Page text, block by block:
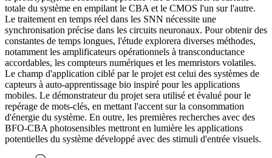
totale du système en empilant le CBA et le CMOS l'un sur l'autre.
Le traitement en temps réel dans les SNN nécessite une
synchronisation précise dans les circuits neuronaux. Pour obtenir des
constantes de temps longues, l'étude explorera diverses méthodes,
notamment les amplificateurs opérationnels à transconductance
accordables, les compteurs numériques et les memristors volatiles.
Le champ d'application ciblé par le projet est celui des systèmes de
capteurs à auto-apprentissage bio inspiré pour les applications
mobiles. Le démonstrateur du projet sera utilisé et évalué pour le
repérage de mots-clés, en mettant l'accent sur la consommation
d'énergie du système. En outre, les premières recherches avec des
BFO-CBA photosensibles mettront en lumière les applications
potentielles du système développé avec des stimuli d'entrée visuels.